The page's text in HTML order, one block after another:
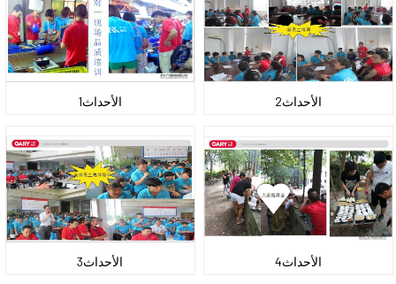
الأحداث1 الأحداث2
الأحداث3 الأحداث4